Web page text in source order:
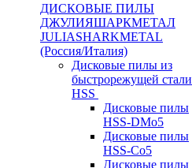
ДИСКОВЫЕ ПИЛЫ
ДЖУЛИЯШАРКМЕТАЛ
JULIASHARKMETAL
(Россия/Италия)
Дисковые пилы из
быстрорежущей стали
HSS
Дисковые пилы
HSS-DMo5
Дисковые пилы
HSS-Co5
Дисковые пилы